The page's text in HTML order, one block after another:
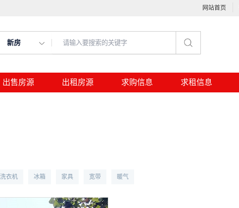
网站首页
新房
出售房源 出租房源 求购信息 求租信息
洗衣机 冰箱 家具 宽带 暖气